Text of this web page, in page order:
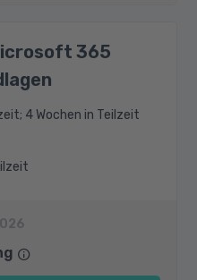
365
4 Wochen in Teilzeit